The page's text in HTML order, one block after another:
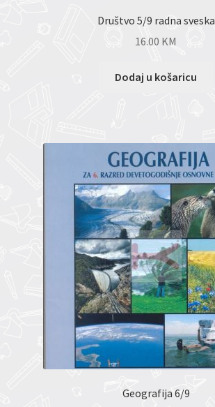
Društvo 5/9 radna sveska
16.00 KM
Dodaj u košaricu
Geografija 6/9